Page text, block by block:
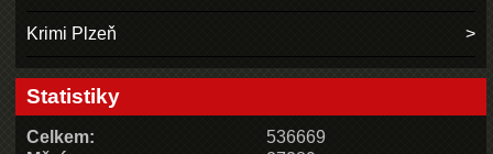
Krimi Plzeň
Statistiky
Celkem:
536669